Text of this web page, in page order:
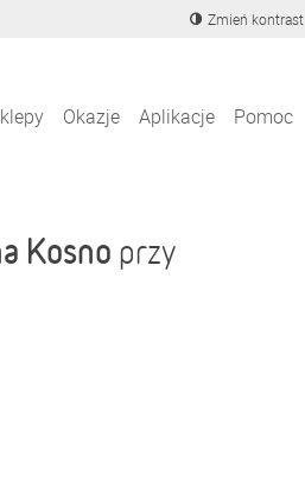
Zmień kontrast
Okazje Aplikacje Pomoc
Kosno przy